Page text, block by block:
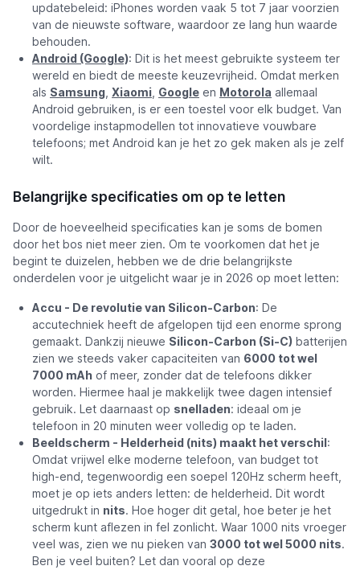
updatebeleid: iPhones worden vaak 5 tot 7 jaar voorzien
van de nieuwste software, waardoor ze lang hun waarde
behouden.
Android (Google): Dit is het meest gebruikte systeem ter
wereld en biedt de meeste keuzevrijheid. Omdat merken
als Samsung Xiaomi Google en Motorola allemaal
Android gebruiken, is er een toestel voor elk budget. Van
voordelige instapmodellen tot innovatieve vouwbare
telefoons; met Android kan je het zo gek maken als je zelf
wilt.
Belangrijke specificaties om op te letten
Door de hoeveelheid specificaties kan je soms de bomen
door het bos niet meer zien. Om te voorkomen dat het je
begint te duizelen, hebben we de drie belangrijkste
onderdelen voor je uitgelicht waar je in 2026 op moet letten:
Accu - De revolutie van Silicon-Carbon: De
accutechniek heeft de afgelopen tijd een enorme sprong
gemaakt. Dankzij nieuwe Silicon-Carbon (Si-C) batterijen
zien we steeds vaker capaciteiten van 6000 tot wel
7000 mAh of meer, zonder dat de telefoons dikker
worden. Hiermee haal je makkelijk twee dagen intensief
gebruik. Let daarnaast op snelladen: ideaal om je
telefoon in 20 minuten weer volledig op te laden.
Beeldscherm - Helderheid (nits) maakt het verschil:
Omdat vrijwel elke moderne telefoon, van budget tot
high-end, tegenwoordig een soepel 120Hz scherm heeft,
moet je op iets anders letten: de helderheid. Dit wordt
uitgedrukt in nits. Hoe hoger dit getal, hoe beter je het
scherm kunt aflezen in fel zonlicht. Waar 1000 nits vroeger
veel was, zien we nu pieken van 3000 tot wel 5000 nits.
Ben je veel buiten? Let dan vooral op deze